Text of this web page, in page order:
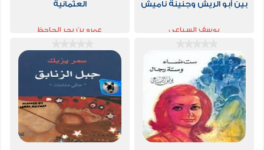
بين أبو الريش وجنينة ناميش
يوسف السباعي
العثمانية
عمرو بن بحر الجاحظ